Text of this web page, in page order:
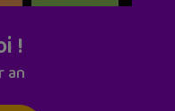
!
an